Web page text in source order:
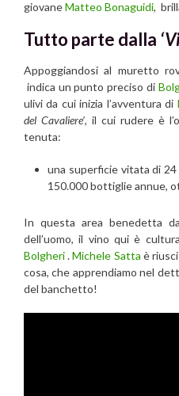
giovaneMatteo Bonaguidi,
Tutto parte dalla
Appoggiandosi al muretto
indica un punto preciso di
ulivi da cui inizia l’avventura di
del Cavaliere’, il cui rudere è
tenuta:
una superficie vitata di
150.000 bottiglie annue,
In questa area benedetta
dell’uomo, il vino qui è
Bolgheri.Michele Satta è
cosa, che apprendiamo nel
del banchetto!